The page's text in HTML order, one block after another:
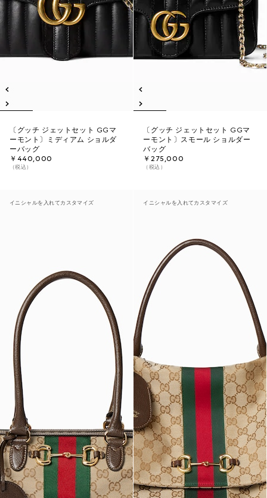
〔グッチ ジェットセット GGマ
ーモント〕ミディアム ショルダ
ーバッグ
￥440,000
（税込）
〔グッチ ジェットセット GGマ
ーモント〕スモール ショルダー
バッグ
￥275,000
（税込）
イニシャルを入れてカスタマイズ イニシャルを入れてカスタマイズ